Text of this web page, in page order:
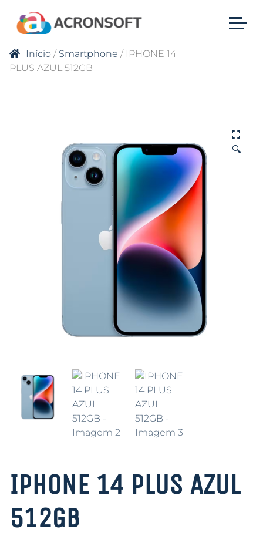
Início / Smartphone / IPHONE 14
PLUS AZUL 512GB
🔍
IPHONE 14 PLUS AZUL
512GB